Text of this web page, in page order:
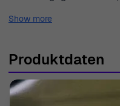
bietet luxuriöse Designs,
amerikanischer
Zeugnis ihres
und Handwerkskunst,
Show more
Produktdaten
SKU